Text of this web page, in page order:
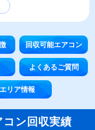
回収可能エアコン
よくあるご質問
エリア情報
ン回収実績